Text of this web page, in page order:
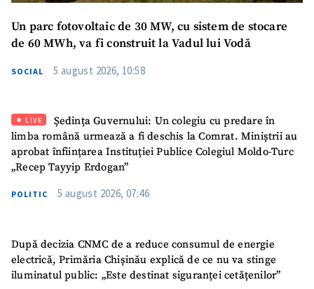
Un parc fotovoltaic de 30 MW, cu sistem de stocare
de 60 MWh, va fi construit la Vadul lui Vodă
SOCIAL 5 august 2026, 10:58
LIVE
Ședința Guvernului: Un colegiu cu predare în
limba română urmează a fi deschis la Comrat. Miniștrii au
aprobat înființarea Instituției Publice Colegiul Moldo-Turc
„Recep Tayyip Erdogan”
POLITIC 5 august 2026, 07:46
După decizia CNMC de a reduce consumul de energie
electrică, Primăria Chișinău explică de ce nu va stinge
iluminatul public: „Este destinat siguranței cetățenilor”
Nume+ Numele meu
Email+ Emailul meu
Telefon
+ Telefon personal
acord cupolitica de
confidențialitate